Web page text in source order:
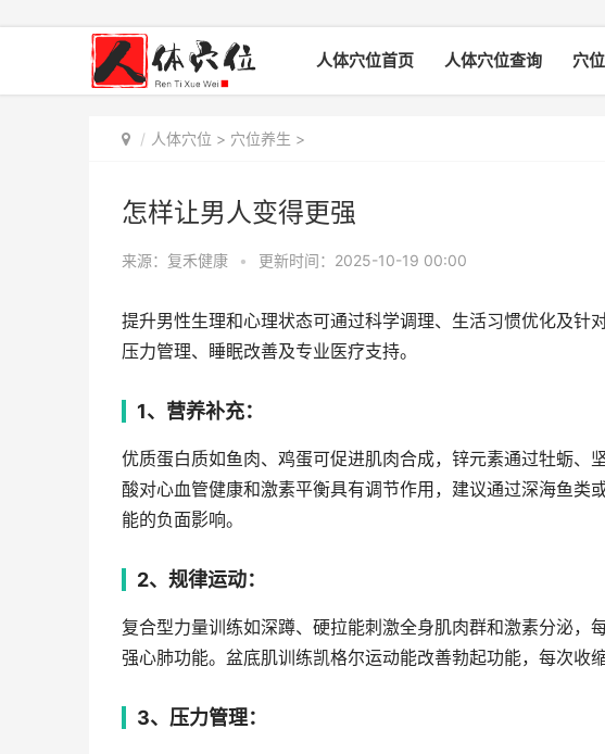
人体穴位首页 人体穴位查询 穴
人体穴位 > 穴位养生 >
怎样让男人变得更强
来源：复禾健康 • 更新时间：2025-10-19 00:00
提升男性生理和心理状态可通过科学调理、生活习惯优化及针
压力管理、睡眠改善及专业医疗支持。
1、营养补充：
优质蛋白质如鱼肉、鸡蛋可促进肌肉合成，锌元素通过牡蛎、
酸对心血管健康和激素平衡具有调节作用，建议通过深海鱼类
能的负面影响。
2、规律运动：
复合型力量训练如深蹲、硬拉能刺激全身肌肉群和激素分泌
强心肺功能。盆底肌训练凯格尔运动能改善勃起功能，每次收
3、压力管理：